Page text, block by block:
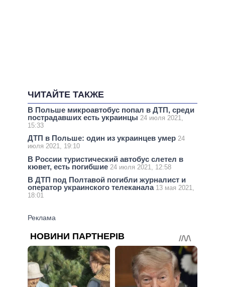
ЧИТАЙТЕ ТАКЖЕ
В Польше микроавтобус попал в ДТП, среди
пострадавших есть украинцы 24 июля 2021,
15:33
ДТП в Польше: один из украинцев умер 24
июля 2021, 19:10
В России туристический автобус слетел в
кювет, есть погибшие 24 июля 2021, 12:58
В ДТП под Полтавой погибли журналист и
оператор украинского телеканала 13 мая 2021,
18:01